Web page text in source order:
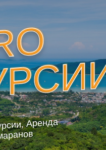
Аренда